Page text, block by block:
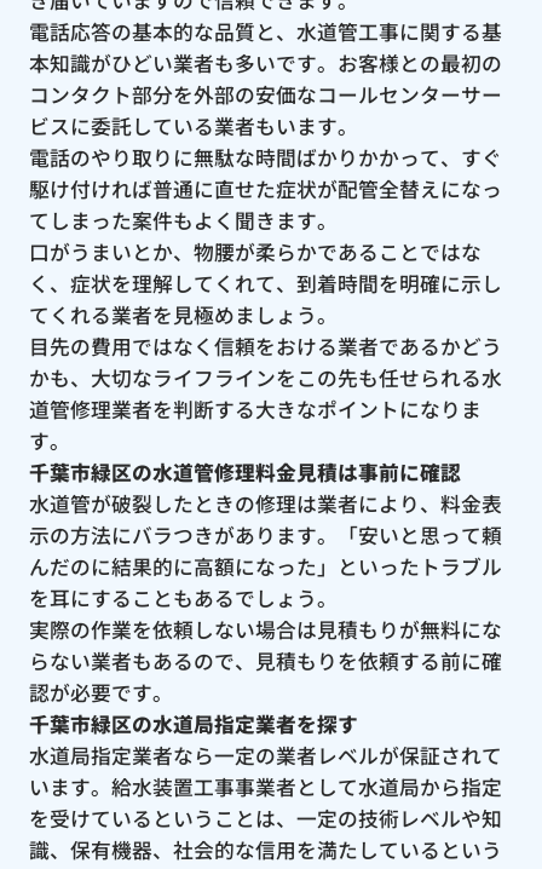
電話応答の基本的な品質と、水道管工事に関する基
本知識がひどい業者も多いです。お客様との最初の
コンタクト部分を外部の安価なコールセンターサー
ビスに委託している業者もいます。
電話のやり取りに無駄な時間ばかりかかって、すぐ
駆け付ければ普通に直せた症状が配管全替えになっ
てしまった案件もよく聞きます。
口がうまいとか、物腰が柔らかであることではな
く、症状を理解してくれて、到着時間を明確に示し
てくれる業者を見極めましょう。
目先の費用ではなく信頼をおける業者であるかどう
かも、大切なライフラインをこの先も任せられる水
道管修理業者を判断する大きなポイントになりま
す。
千葉市緑区の水道管修理料金見積は事前に確認
水道管が破裂したときの修理は業者により、料金表
示の方法にバラつきがあります。「安いと思って頼
んだのに結果的に高額になった」といったトラブル
を耳にすることもあるでしょう。
実際の作業を依頼しない場合は見積もりが無料にな
らない業者もあるので、見積もりを依頼する前に確
認が必要です。
千葉市緑区の水道局指定業者を探す
水道局指定業者なら一定の業者レベルが保証されて
います。給水装置工事事業者として水道局から指定
を受けているということは、一定の技術レベルや知
識、保有機器、社会的な信用を満たしているという